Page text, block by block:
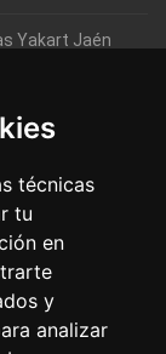
técnicas
tu
en
y
analizar
Yakart Jaén
Yakart Valencia
Yakart Vitoria